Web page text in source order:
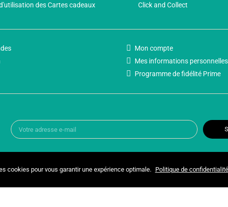
des Cartes cadeaux
Click and Collect
Mon compte
Mes informations personnelles
Programme de fidélité Prime
Copyright © 2025 UNIVERSPARADISCOUNT
cookies pour vous garantir une expérience optimale. Politique de confidentialité